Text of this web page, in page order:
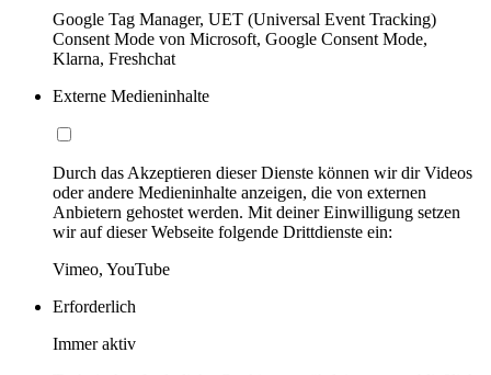
Google Tag Manager, UET (Universal Event Tracking)
Consent Mode von Microsoft, Google Consent Mode,
Klarna, Freshchat
Externe Medieninhalte
Durch das Akzeptieren dieser Dienste können wir dir Videos
oder andere Medieninhalte anzeigen, die von externen
Anbietern gehostet werden. Mit deiner Einwilligung setzen
wir auf dieser Webseite folgende Drittdienste ein:
Vimeo, YouTube
Erforderlich
Immer aktiv